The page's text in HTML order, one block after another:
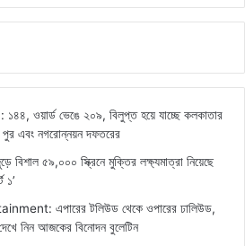
ওয়ার্ড ভেঙে ২০৯, বিলুপ্ত হয়ে যাচ্ছে কলকাতার
পুর এবং নগরোন্নয়ন দফতরের
৫৯,০০০ স্ক্রিনে মুক্তির লক্ষ্যমাত্রা নিয়েছে
১’
এপারের টলিউড থেকে ওপারের ঢালিউড,
নিন আজকের বিনোদন বুলেটিন